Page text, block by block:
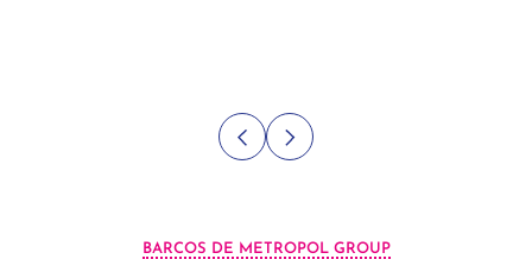
BARCOS DE METROPOL GROUP